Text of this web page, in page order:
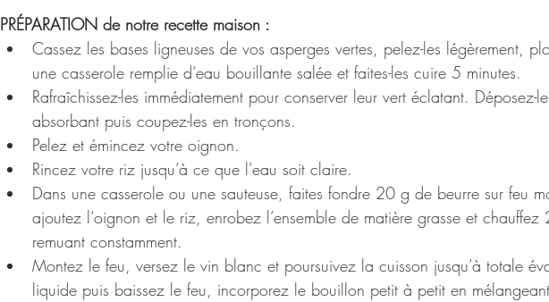
PRÉPARATION de notre recette maison :
Cassez les bases ligneuses de vos asperges vertes, pelez-les légèrement,
une casserole remplie d’eau bouillante salée et faites-les cuire 5 minutes.
Rafraîchissez-les immédiatement pour conserver leur vert éclatant.
absorbant puis coupez-les en tronçons.
Pelez et émincez votre oignon.
Rincez votre riz jusqu’à ce que l’eau soit claire.
Dans une casserole ou une sauteuse, faites fondre 20 g de beurre sur feu
ajoutez l’oignon et le riz, enrobez l’ensemble de matière grasse et
remuant constamment.
Montez le feu, versez le vin blanc et poursuivez la cuisson jusqu’à totale
liquide puis baissez le feu, incorporez le bouillon petit à petit en